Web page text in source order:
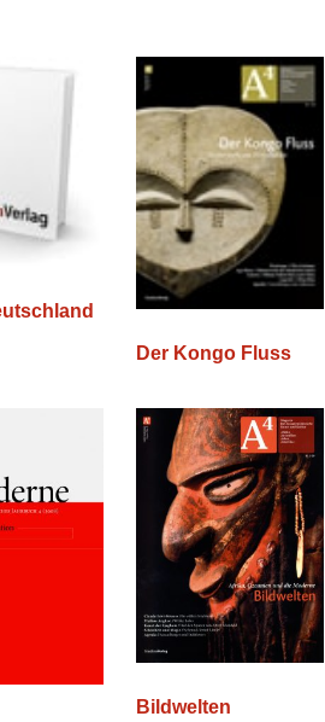
Der Kongo Fluss
Bildwelten